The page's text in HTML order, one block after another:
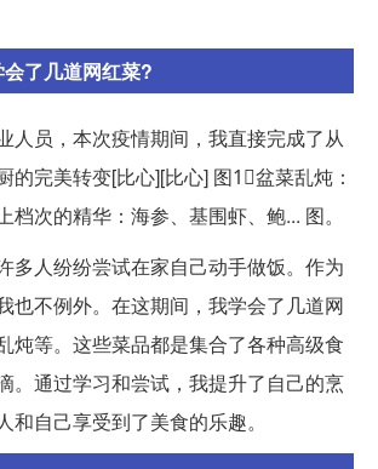
了几道网红菜?
人员，本次疫情期间，我直接完成了从
的完美转变[比心][比心] 图1⃣️盆菜乱炖：
档次的精华：海参、基围虾、鲍... 图。
多人纷纷尝试在家自己动手做饭。作为
也不例外。在这期间，我学会了几道网
炖等。这些菜品都是集合了各种高级食
。通过学习和尝试，我提升了自己的烹
和自己享受到了美食的乐趣。